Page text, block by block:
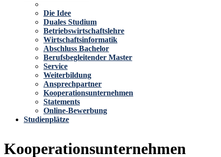
Die Idee
Duales Studium
Betriebswirtschaftslehre
Wirtschaftsinformatik
Abschluss Bachelor
Berufsbegleitender Master
Service
Weiterbildung
Ansprechpartner
Kooperationsunternehmen
Statements
Online-Bewerbung
Studienplätze
Kooperationsunternehmen